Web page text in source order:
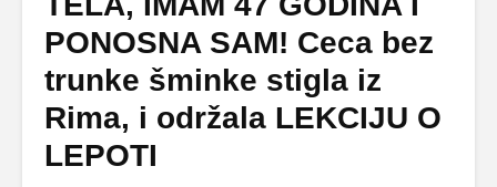
PONOSNA SAM! Ceca bez
trunke šminke stigla iz
Rima, i održala LEKCIJU O
LEPOTI